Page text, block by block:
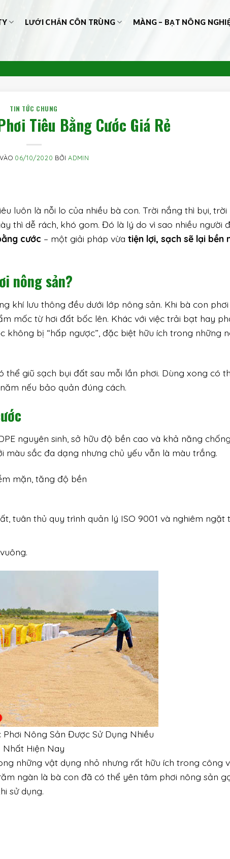
LƯỚI CHẮN CÔN TRÙNG MÀNG – BẠT NÔNG
TIN TỨC CHUNG
Tiêu Bằng Cước Giá Rẻ
06/10/2020 BỞIADMIN
luôn là nỗi lo của nhiều bà con. Trời nắng thì bụi, trời
thì dễ rách, khó gom. Đó là lý do vì sao nhiều người
cước – một giải pháp vừa tiện lợi, sạch sẽ lại bền
nông sản?
khí lưu thông đều dưới lớp nông sản. Khi bà con phơi
mốc từ hơi đất bốc lên. Khác với việc trải bạt hay
không bị “hấp ngược”, đặc biệt hữu ích trong những
thể giũ sạch bụi đất sau mỗi lần phơi. Dùng xong có
nếu bảo quản đúng cách.
nguyên sinh, sở hữu độ bền cao và khả năng
màu sắc đa dạng nhưng chủ yếu vẫn là màu trắng.
mặn, tăng độ bền
tuân thủ quy trình quản lý ISO 9001 và nghiêm ngặt
Nông Sản Được Sử Dụng Nhiều
Nhất Hiện Nay
những vật dụng nhỏ nhưng rất hữu ích trong công
ngàn là bà con đã có thể yên tâm phơi nông sản
sử dụng.